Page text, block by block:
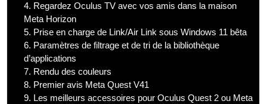
4. Regardez Oculus TV avec vos amis dans la maison
Meta Horizon
5. Prise en charge de Link/Air Link sous Windows 11 bêta
6. Paramètres de filtrage et de tri de la bibliothèque
d’applications
7. Rendu des couleurs
8. Premier avis Meta Quest V41
9. Les meilleurs accessoires pour Oculus Quest 2 ou Meta